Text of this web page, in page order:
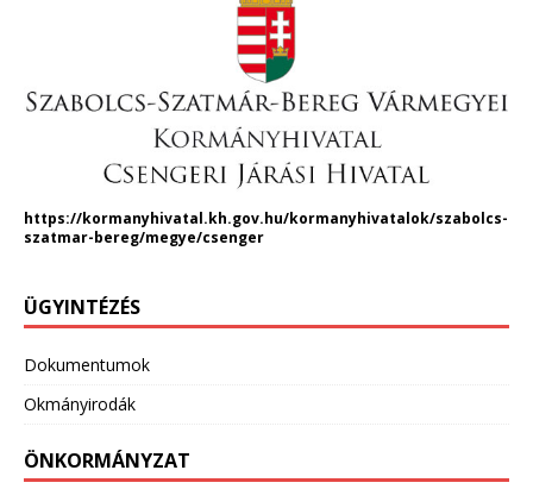
https://kormanyhivatal.kh.gov.hu/kormanyhivatalok/szabolcs-
szatmar-bereg/megye/csenger
ÜGYINTÉZÉS
Dokumentumok
Okmányirodák
ÖNKORMÁNYZAT